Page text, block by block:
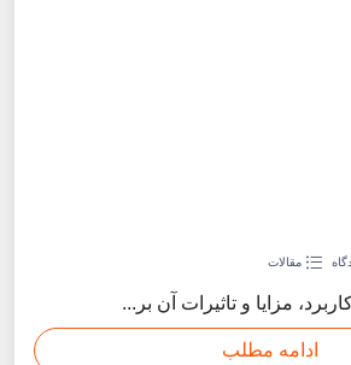
مقالات
مزایا و تاثیرات آن بر...
ادامه مطلب